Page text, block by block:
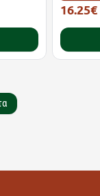
16.25€